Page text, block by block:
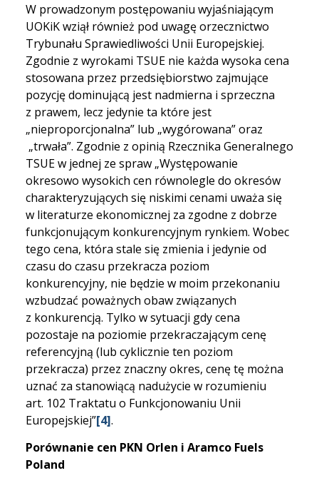
W prowadzonym postępowaniu wyjaśniającym
UOKiK wziął również pod uwagę orzecznictwo
Trybunału Sprawiedliwości Unii Europejskiej.
Zgodnie z wyrokami TSUE nie każda wysoka cena
stosowana przez przedsiębiorstwo zajmujące
pozycję dominującą jest nadmierna i sprzeczna
z prawem, lecz jedynie ta które jest
„nieproporcjonalna” lub „wygórowana” oraz
„trwała”. Zgodnie z opinią Rzecznika Generalnego
TSUE w jednej ze spraw „Występowanie
okresowo wysokich cen równolegle do okresów
charakteryzujących się niskimi cenami uważa się
w literaturze ekonomicznej za zgodne z dobrze
funkcjonującym konkurencyjnym rynkiem. Wobec
tego cena, która stale się zmienia i jedynie od
czasu do czasu przekracza poziom
konkurencyjny, nie będzie w moim przekonaniu
wzbudzać poważnych obaw związanych
z konkurencją. Tylko w sytuacji gdy cena
pozostaje na poziomie przekraczającym cenę
referencyjną (lub cyklicznie ten poziom
przekracza) przez znaczny okres, cenę tę można
uznać za stanowiącą nadużycie w rozumieniu
art. 102 Traktatu o Funkcjonowaniu Unii
Europejskiej”[4].
Porównanie cen PKN Orlen i Aramco Fuels
Poland